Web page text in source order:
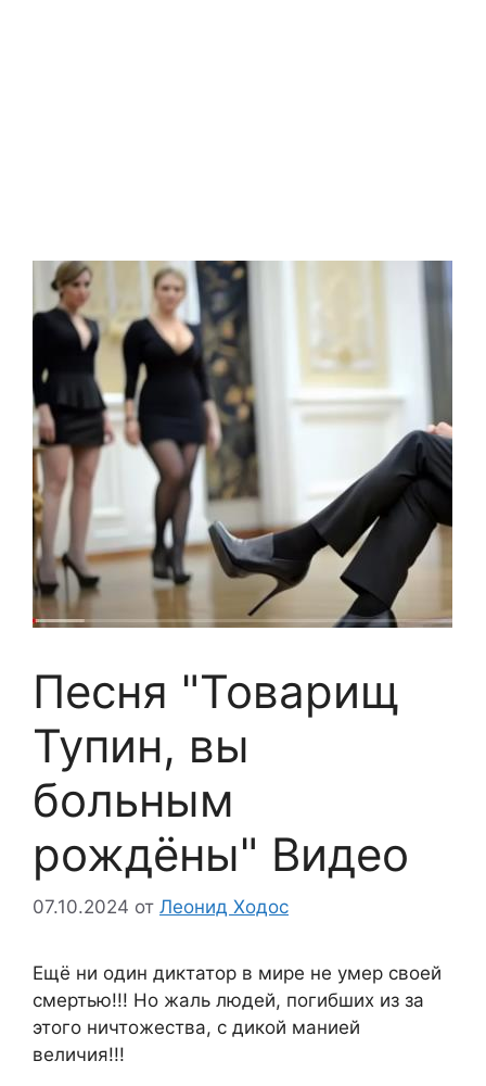
Песня "Товарищ
Тупин, вы
больным
рождёны" Видео
07.10.2024 от Леонид Ходос
Ещё ни один диктатор в мире не умер своей
смертью!!! Но жаль людей, погибших из за
этого ничтожества, с дикой манией
величия!!!